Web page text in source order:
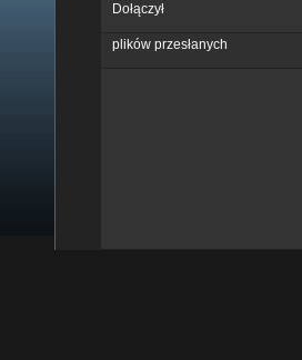
Dołączył
plików przesłanych